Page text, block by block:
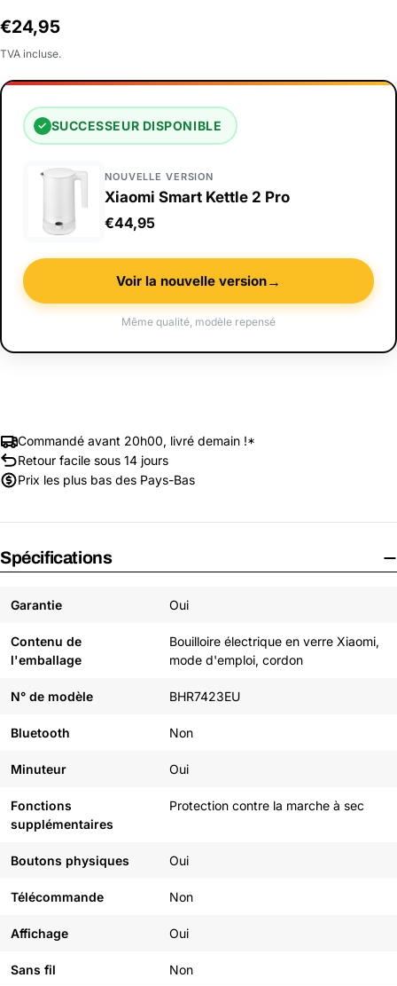
Prix
habituel
€24,95
TVA incluse.
✓ SUCCESSEUR DISPONIBLE
NOUVELLE VERSION
Xiaomi Smart Kettle 2 Pro
€44,95
Voir la nouvelle version→
Même qualité, modèle repensé
Commandé avant 20h00, livré demain !*
Retour facile sous 14 jours
Prix les plus bas des Pays-Bas
Spécifications
Garantie Oui
Contenu de
l'emballage
Bouilloire électrique en verre Xiaomi,
mode d'emploi, cordon
N° de modèle BHR7423EU
Bluetooth Non
Minuteur Oui
Fonctions
supplémentaires
Protection contre la marche à sec
Boutons physiques Oui
Télécommande Non
Affichage Oui
Sans fil Non